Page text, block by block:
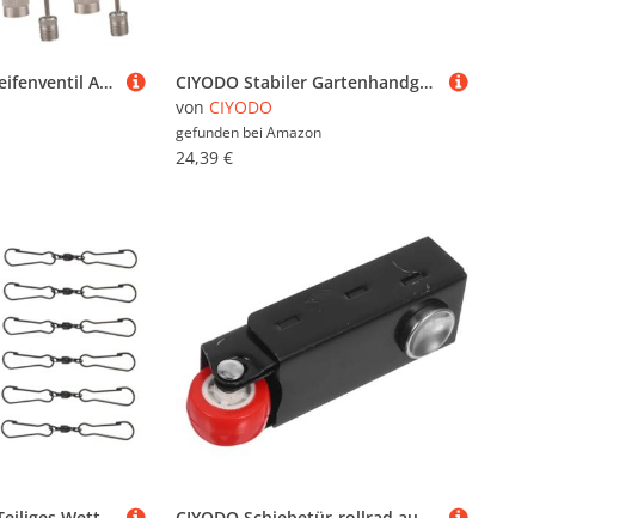
CIYODO Teiliges Reifenventil Adapter Kompakte Luftdruckanschlüsse für Auto Motorrad und Fahrrad Geeignet für Britische Französische und Amerikanische Ventile Vielseitig Leicht und
CIYODO Stabiler Gartenhandgabel Ersatzkopf Zähne für Unkrautjäten und Bodenlockerung Langlebiges Kultivator Werkzeug für Effiziente Garten und Rasenpflege Leicht zu Reinigen und
von CIYODO
gefunden bei Amazon
24,39 €